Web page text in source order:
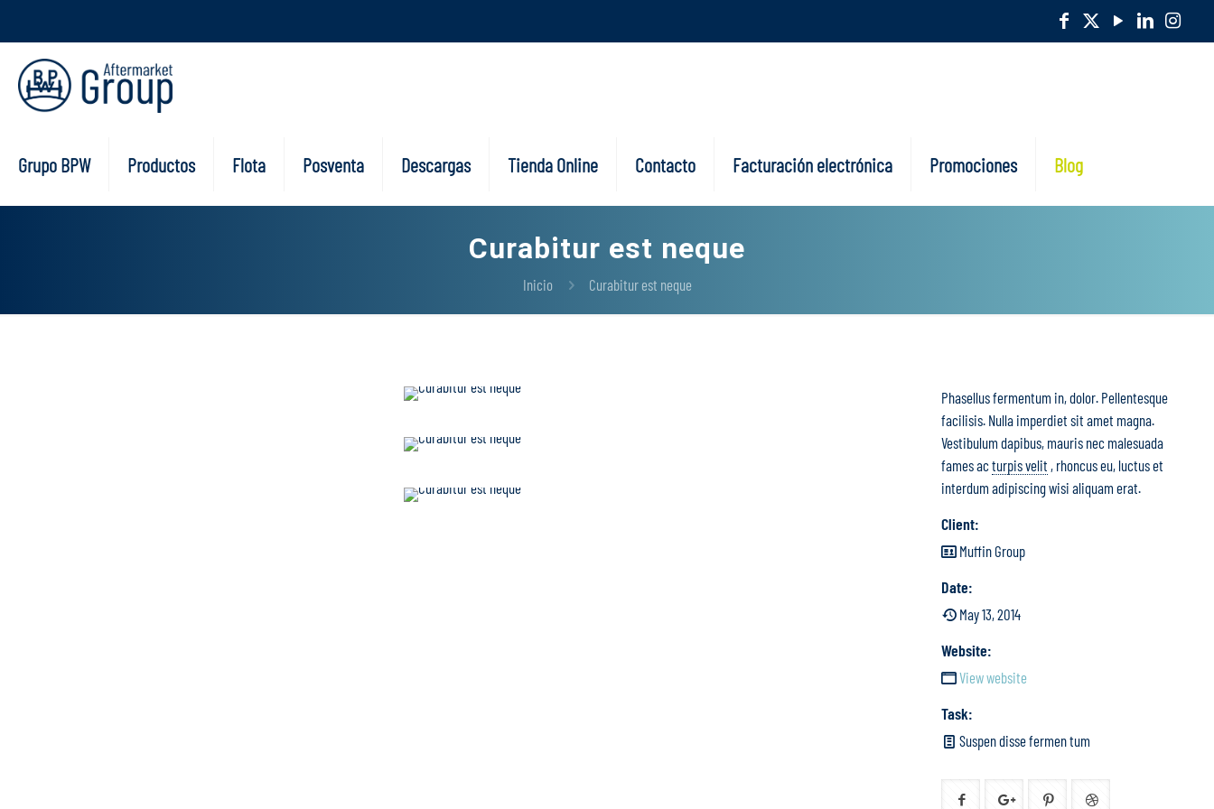
Grupo BPW Productos Flota Posventa Descargas Tienda Online Contacto Facturación electrónica Promociones Blog
Curabitur est neque
Inicio Curabitur est neque
Phasellus fermentum in, dolor. Pellentesque
facilisis. Nulla imperdiet sit amet magna.
Vestibulum dapibus, mauris nec malesuada
fames acturpis velit , rhoncus eu, luctus et
interdum adipiscing wisi aliquam erat.
Client:
Muffin Group
Date:
May 13, 2014
Website:
View website
Task:
Suspen disse fermen tum